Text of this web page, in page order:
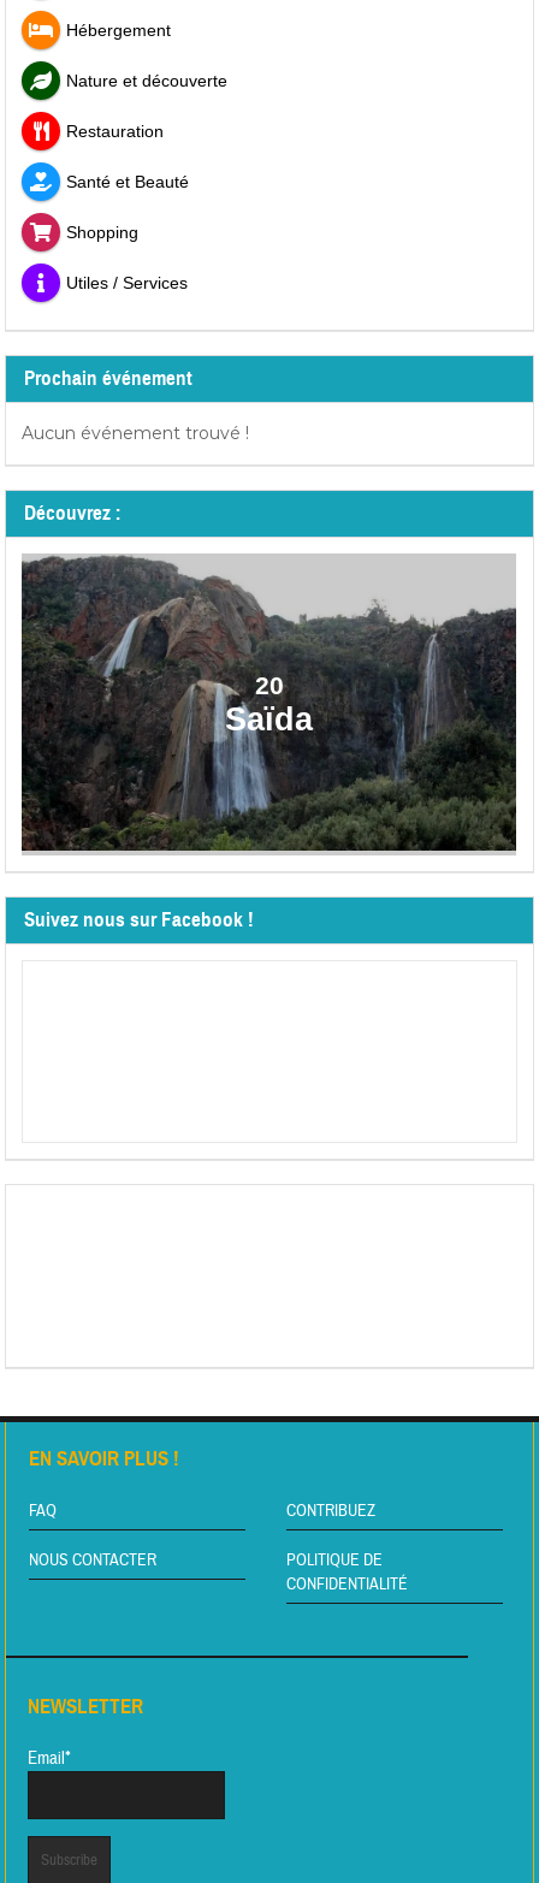
Hébergement
Nature et découverte
Restauration
Santé et Beauté
Shopping
Utiles / Services
Prochain événement
Aucun événement trouvé !
Découvrez :
20
Saïda
Suivez nous sur Facebook !
EN SAVOIR PLUS !
FAQ CONTRIBUEZ
NOUS CONTACTER
POLITIQUE DE
CONFIDENTIALITÉ
NEWSLETTER
Email*